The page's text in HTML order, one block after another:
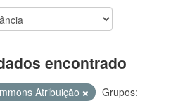
encontrado
Atribuição
Grupos: